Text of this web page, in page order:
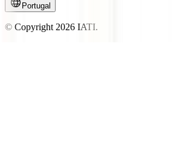
Portugal
© Copyright2026 IATI.